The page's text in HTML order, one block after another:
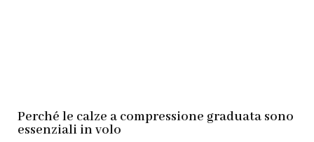
Perché le calze a compressione graduata sono
essenziali in volo